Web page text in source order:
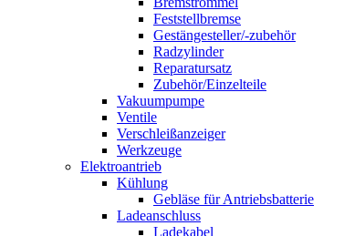
Feststellbremse
Gestängesteller/-zubehör
Radzylinder
Reparatursatz
Zubehör/Einzelteile
Vakuumpumpe
Ventile
Verschleißanzeiger
Werkzeuge
Elektroantrieb
Kühlung
Gebläse für Antriebsbatterie
Ladeanschluss
Ladekabel